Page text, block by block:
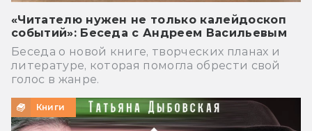
«Читателю нужен не только калейдоскоп
событий»: Беседа с Андреем Васильевым
Беседа о новой книге, творческих планах и
литературе, которая помогла обрести свой
голос в жанре.
Книги